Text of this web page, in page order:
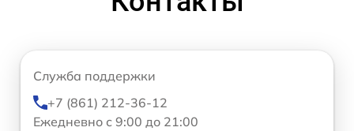
Служба поддержки
+7 (861) 212-36-12
Ежедневно с 9:00 до 21:00